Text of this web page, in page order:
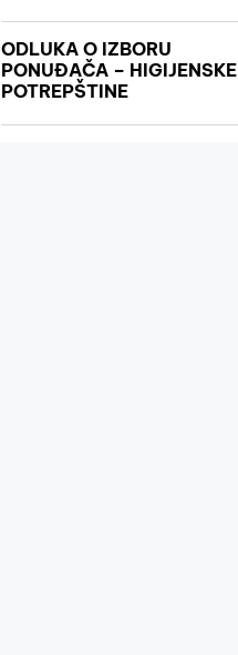
ODLUKA O IZBORU
PONUĐAČA – HIGIJENSKE
POTREPŠTINE